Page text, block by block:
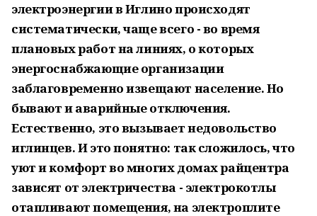
электроэнергии в Иглино происходят
систематически, чаще всего - во время
плановых работ на линиях, о которых
энергоснабжающие организации
заблаговременно извещают население. Но
бывают и аварийные отключения.
Естественно, это вызывает недовольство
иглинцев. И это понятно: так сложилось, что
уют и комфорт во многих домах райцентра
зависят от электричества - электрокотлы
отапливают помещения, на электроплите